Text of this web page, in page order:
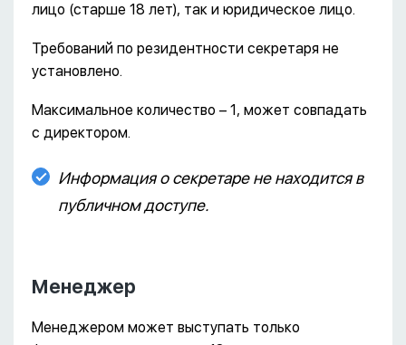
лицо (старше 18 лет), так и юридическое лицо.
Требований по резидентности секретаря не
установлено.
Максимальное количество – 1, может совпадать
с директором.
Информация о секретаре не находится в
публичном доступе.
Менеджер
Менеджером может выступать только